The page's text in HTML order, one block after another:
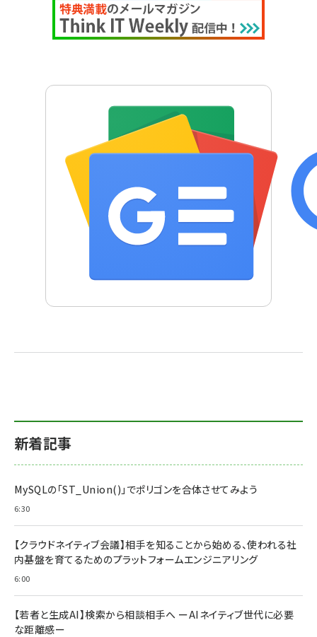
新着記事
MySQLの「ST_Union()」でポリゴンを合体させてみよう
6:30
【クラウドネイティブ会議】相手を知ることから始める、使われる社
内基盤を育てるためのプラットフォームエンジニアリング
6:00
【若者と生成AI】検索から相談相手へ ーAIネイティブ世代に必要
な距離感ー